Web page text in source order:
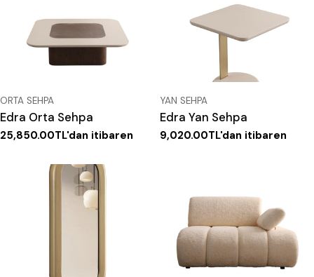
TIP:
ORTA SEHPA
Edra Orta Sehpa
Normal
25,850.00TL'dan itibaren
TIP:
YAN SEHPA
Edra Yan Sehpa
Normal
9,020.00TL'dan itibaren